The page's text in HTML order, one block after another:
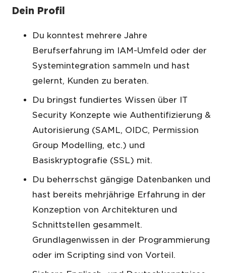
Dein Profil
Du konntest mehrere Jahre
Berufserfahrung im IAM-Umfeld oder der
Systemintegration sammeln und hast
gelernt, Kunden zu beraten.
Du bringst fundiertes Wissen über IT
Security Konzepte wie Authentifizierung &
Autorisierung (SAML, OIDC, Permission
Group Modelling, etc.) und
Basiskryptografie (SSL) mit.
Du beherrschst gängige Datenbanken und
hast bereits mehrjährige Erfahrung in der
Konzeption von Architekturen und
Schnittstellen gesammelt.
Grundlagenwissen in der Programmierung
oder im Scripting sind von Vorteil.